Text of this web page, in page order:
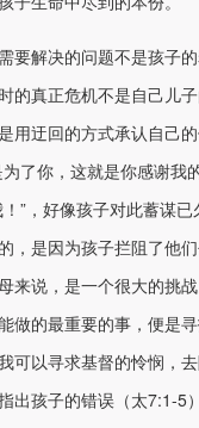
要解决的问题不是孩子
的真正危机不是自己儿
用迂回的方式承认自己
了你，这就是你感谢我
”，好像孩子对此蓄谋
，是因为孩子拦阻了他
来说，是一个很大的挑
做的最重要的事，便是
可以寻求基督的怜悯，
出孩子的错误（太7:1-5）